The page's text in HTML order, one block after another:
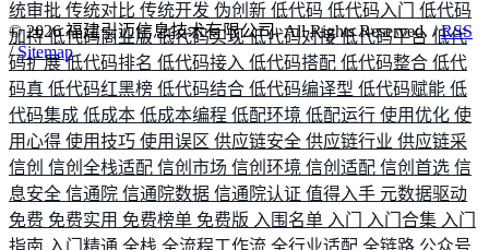
统审批 传统对比 传统开发 伪创新 低代码 低代码入门 低代码
加持低代码商业版低代码实现低代码对接低代码平台 低代
码扩展低代码排名 低代码接入 低代码搭配 低代码整合 低代
码真 低代码红黑榜 低代码结合 低代码编译型 低代码赋能 低
代码集成 低成本 低成本编程 低配环境 低配运行 使用优化 使
用心得 使用技巧 使用误区 供应链安全 供应链行业 供应链采
信创 信创全栈适配 信创市场 信创环境 信创适配 信创首选 信
息安全 信通院 信通院数据 信通院认证 值得入手 元数据驱动
免费 免费实用 免费榜单 免费版 入围名单 入门 入门合集 入门
©2026福建引迈信息技术有限公司. All Rights Reserved. /RSS
/Sitemap